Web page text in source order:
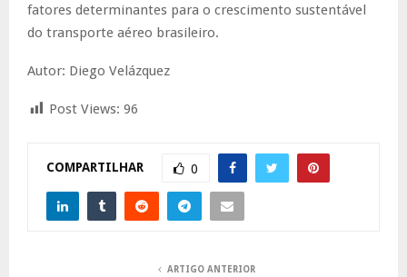
fatores determinantes para o crescimento sustentável
do transporte aéreo brasileiro.
Autor: Diego Velázquez
Post Views: 96
COMPARTILHAR 0
ARTIGO ANTERIOR